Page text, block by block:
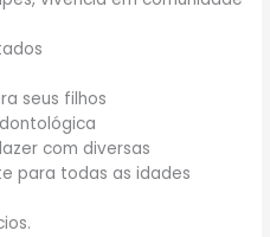
seus filhos
com diversas
para todas as idades